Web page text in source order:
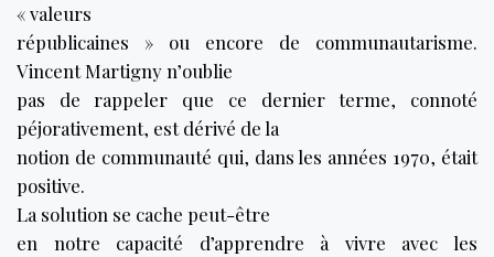
« valeurs
républicaines » ou encore de communautarisme.
Vincent Martigny n’oublie
pas de rappeler que ce dernier terme, connoté
péjorativement, est dérivé de la
notion de communauté qui, dans les années 1970, était
positive.
La solution se cache peut-être
en notre capacité d’apprendre à vivre avec les